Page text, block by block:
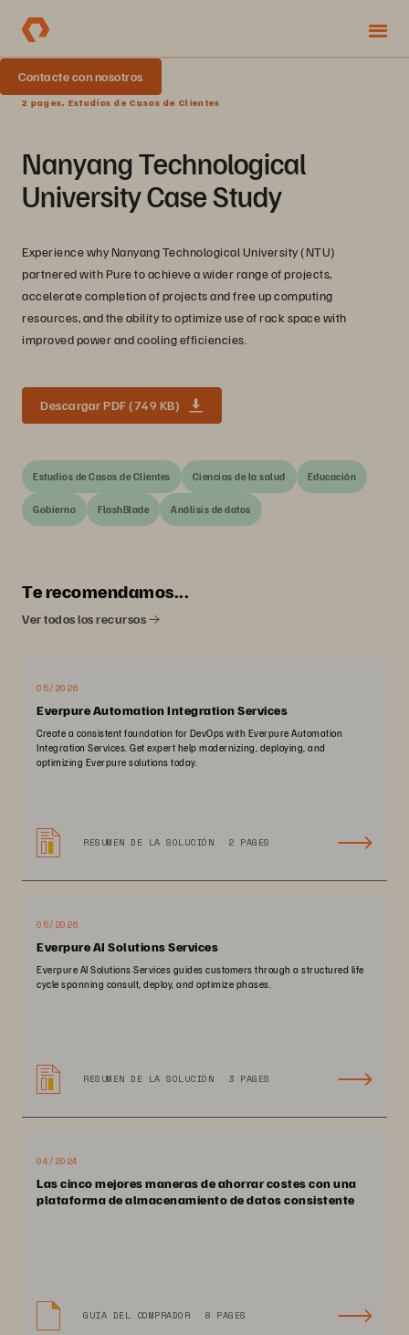
Contacte con nosotros
2 pages, Estudios de Casos de Clientes
Nanyang Technological
University Case Study
Experience why Nanyang Technological University (NTU)
partnered with Pure to achieve a wider range of projects,
accelerate completion of projects and free up computing
resources, and the ability to optimize use of rack space with
improved power and cooling efficiencies.
Descargar PDF (749 KB)
Estudios de Casos de Clientes Ciencias de la salud Educación
Gobierno FlashBlade Análisis de datos
Te recomendamos...
Ver todos los recursos
05/2026
Everpure Automation Integration Services
Create a consistent foundation for DevOps with Everpure Automation
Integration Services. Get expert help modernizing, deploying, and
optimizing Everpure solutions today.
RESUMEN DE LA SOLUCIÓN 2 PAGES
05/2026
Everpure AI Solutions Services
Everpure AI Solutions Services guides customers through a structured life
cycle spanning consult, deploy, and optimize phases.
RESUMEN DE LA SOLUCIÓN 3 PAGES
04/2024
Las cinco mejores maneras de ahorrar costes con una
plataforma de almacenamiento de datos consistente
GUÍA DEL COMPRADOR 8 PAGES